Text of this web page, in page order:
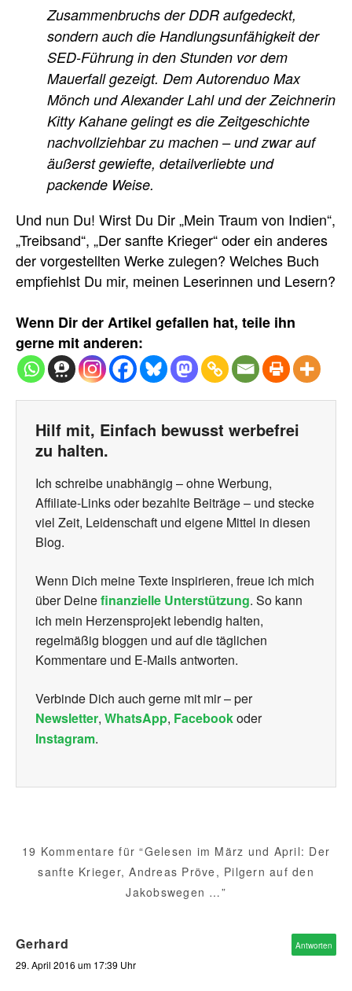
Zusammenbruchs der DDR aufgedeckt,
sondern auch die Handlungsunfähigkeit der
SED-Führung in den Stunden vor dem
Mauerfall gezeigt. Dem Autorenduo Max
Mönch und Alexander Lahl und der Zeichnerin
Kitty Kahane gelingt es die Zeitgeschichte
nachvollziehbar zu machen – und zwar auf
äußerst gewiefte, detailverliebte und
packende Weise.
Und nun Du! Wirst Du Dir „Mein Traum von Indien“,
„Treibsand“, „Der sanfte Krieger“ oder ein anderes
der vorgestellten Werke zulegen? Welches Buch
empfiehlst Du mir, meinen Leserinnen und Lesern?
Wenn Dir der Artikel gefallen hat, teile ihn
gerne mit anderen:
Hilf mit, Einfach bewusst werbefrei
zu halten.
Ich schreibe unabhängig – ohne Werbung,
Affiliate-Links oder bezahlte Beiträge – und stecke
viel Zeit, Leidenschaft und eigene Mittel in diesen
Blog.
Wenn Dich meine Texte inspirieren, freue ich mich
über Deinefinanzielle Unterstützung. So kann
ich mein Herzensprojekt lebendig halten,
regelmäßig bloggen und auf die täglichen
Kommentare und E-Mails antworten.
Verbinde Dich auch gerne mit mir – per
Newsletter, WhatsApp, Facebookoder
Instagram.
19 Kommentare für “Gelesen im März und April: Der
sanfte Krieger, Andreas Pröve, Pilgern auf den
Jakobswegen …”
Gerhard
29. April 2016 um 17:39 Uhr
Antworten